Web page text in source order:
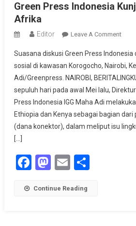
Green Press Indonesia
Afrika
Editor Leave A CommentOn
Press
Suasana diskusi Green Press
sosial di kawasan Korogocho, Nairobi,
Adi/Greenpress. NAIROBI,
sepuluh hari pada awal Mei lalu,
Press Indonesia IGG Maha Adi
Ethiopia dan Kenya sebagai bagian
(dana konektor), dalam meliput isu
[…]
Facebook
Mastodon
Email
Continue Reading